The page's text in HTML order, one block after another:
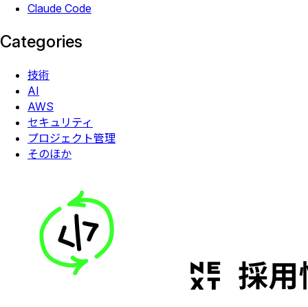
Claude Code
Categories
技術
AI
AWS
セキュリティ
プロジェクト管理
そのほか